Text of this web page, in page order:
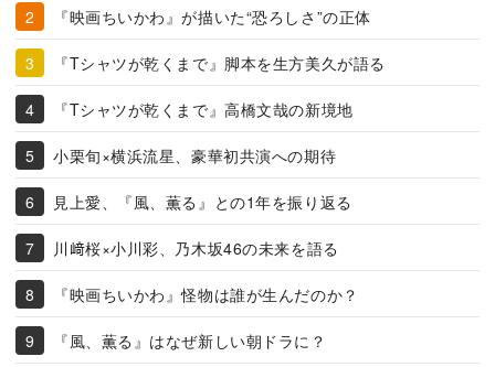
『映画ちいかわ』が描いた“恐ろしさ”の正体
『Tシャツが乾くまで』脚本を生方美久が語る
『Tシャツが乾くまで』高橋文哉の新境地
小栗旬×横浜流星、豪華初共演への期待
見上愛、『風、薫る』との1年を振り返る
川﨑桜×小川彩、乃木坂46の未来を語る
『映画ちいかわ』怪物は誰が生んだのか？
『風、薫る』はなぜ新しい朝ドラに？